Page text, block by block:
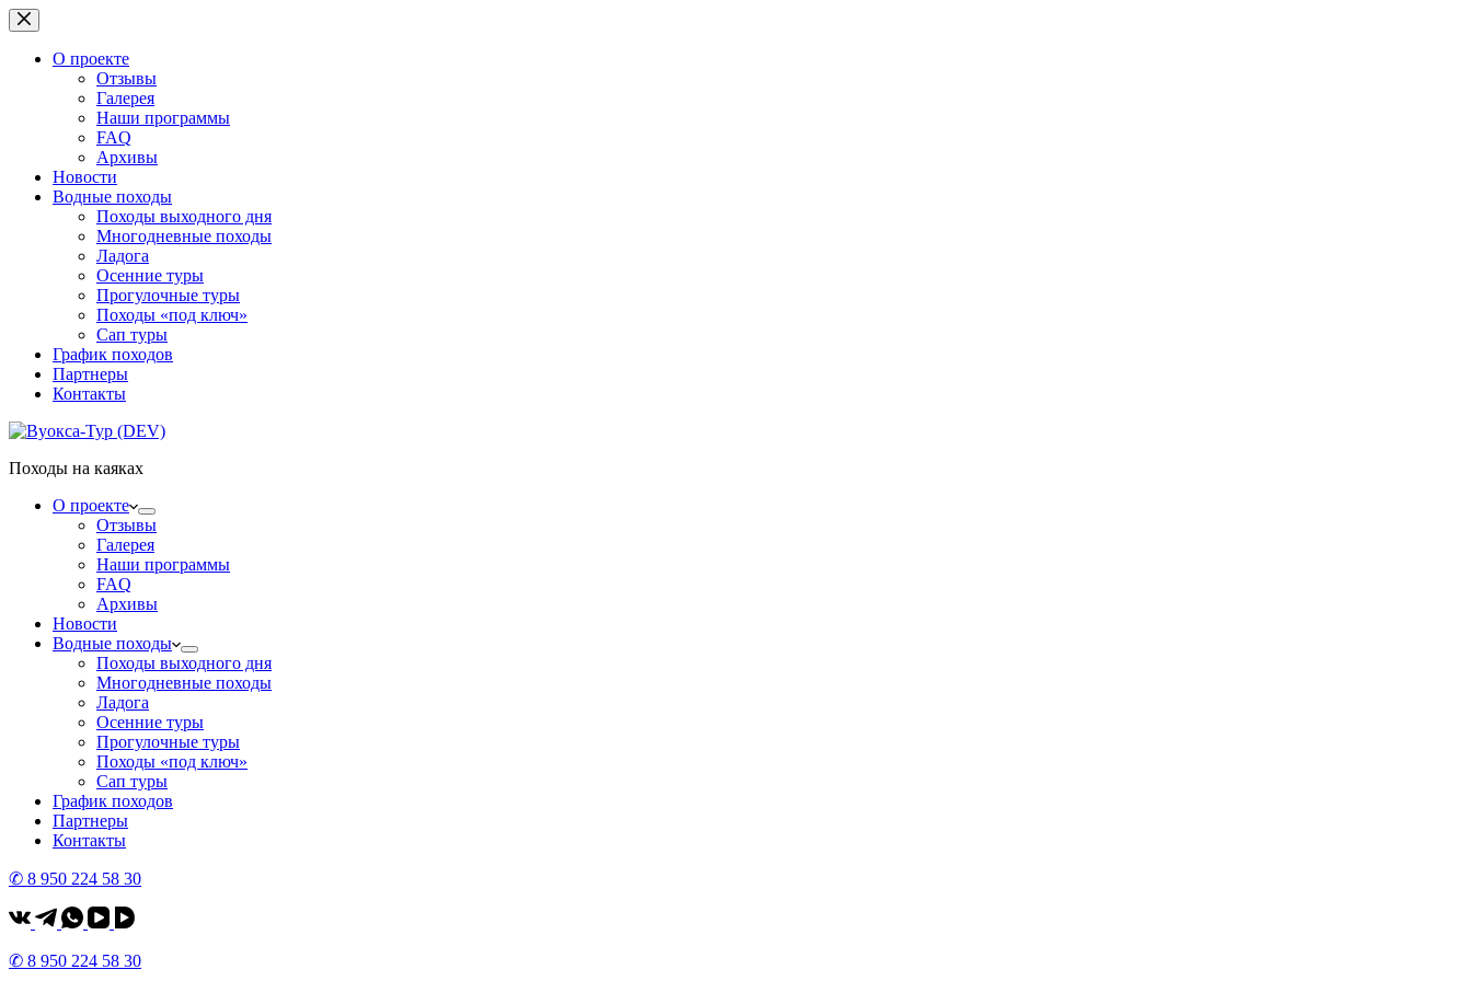
Перейти
к
сути
О проекте
Отзывы
Галерея
Наши программы
FAQ
Архивы
Новости
Водные походы
Походы выходного дня
Многодневные походы
Ладога
Осенние туры
Прогулочные туры
Походы «под ключ»
Сап туры
График походов
Партнеры
Контакты
Походы на каяках
О проекте
Отзывы
Галерея
Наши программы
FAQ
Архивы
Новости
Водные походы
Походы выходного дня
Многодневные походы
Ладога
Осенние туры
Прогулочные туры
Походы «под ключ»
Сап туры
График походов
Партнеры
Контакты
✆ 8 950 224 58 30
✆ 8 950 224 58 30